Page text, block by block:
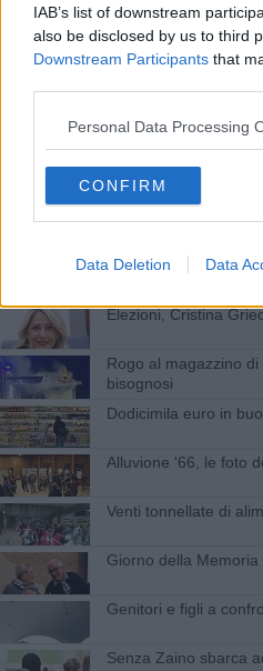
IAB’s list of downstream
also be disclosed by us to third
Downstream Participants that
Personal Data Processing
CONFIRM
Data Deletion Data
Caffè letterario ad
La Vela di Avane
Il sottosegretario
Riuso e riciclo, ecco
In 400 per don Renzo
Elezioni, Cristina
Rogo al magazzino
bisognosi
Dodicimila euro in
Alluvione '66, le foto
Venti tonnellate di
Giorno della
Genitori e figli a
Senza Zaino sbarca